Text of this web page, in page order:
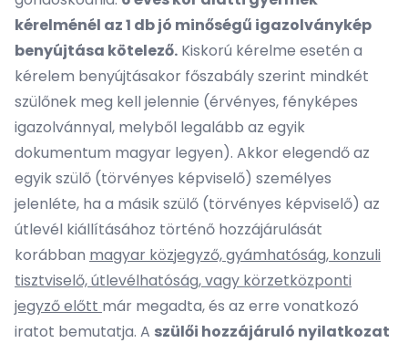
kérelménél az 1 db jó minőségű igazolványkép
benyújtása kötelező. Kiskorú kérelme esetén a
kérelem benyújtásakor főszabály szerint mindkét
szülőnek meg kell jelennie (érvényes, fényképes
igazolvánnyal, melyből legalább az egyik
dokumentum magyar legyen). Akkor elegendő az
egyik szülő (törvényes képviselő) személyes
jelenléte, ha a másik szülő (törvényes képviselő) az
útlevél kiállításához történő hozzájárulását
korábban magyar közjegyző, gyámhatóság, konzuli
tisztviselő, útlevélhatóság, vagy körzetközponti
jegyző előtt már megadta, és az erre vonatkozó
iratot bemutatja. A szülői hozzájáruló nyilatkozat